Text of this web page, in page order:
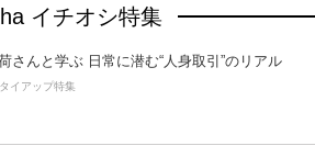
イチオシ特集
さんと学ぶ 日常に潜む“人身取引”のリアル
イアップ特集